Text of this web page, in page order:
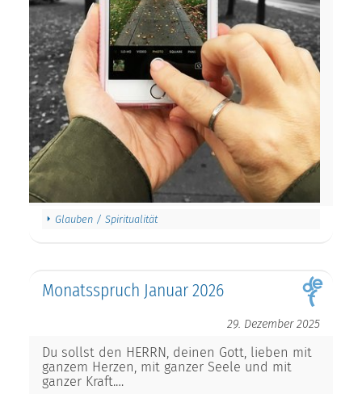
Glauben / Spiritualität
Monatsspruch Januar 2026
29. Dezember 2025
Du sollst den HERRN, deinen Gott, lieben mit
ganzem Herzen, mit ganzer Seele und mit
ganzer Kraft.…